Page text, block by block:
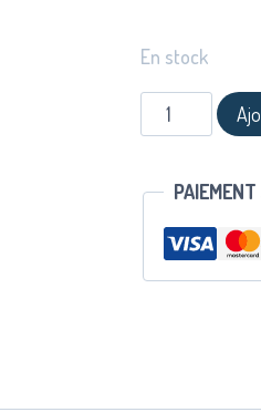
En stock